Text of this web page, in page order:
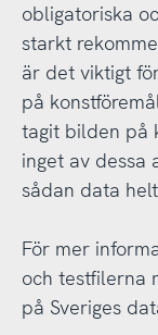
obligatoriska
starkt
är det viktigt
på
tagit bilden på
inget av
sådan data
För mer
och testfilerna
på Sveriges